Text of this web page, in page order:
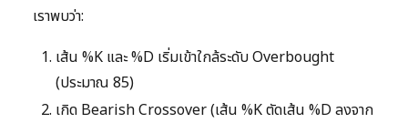
เราพบว่า:
เส้น %K และ %D เริ่มเข้าใกล้ระดับ Overbought
(ประมาณ 85)
เกิด Bearish Crossover (เส้น %K ตัดเส้น %D ลงจาก